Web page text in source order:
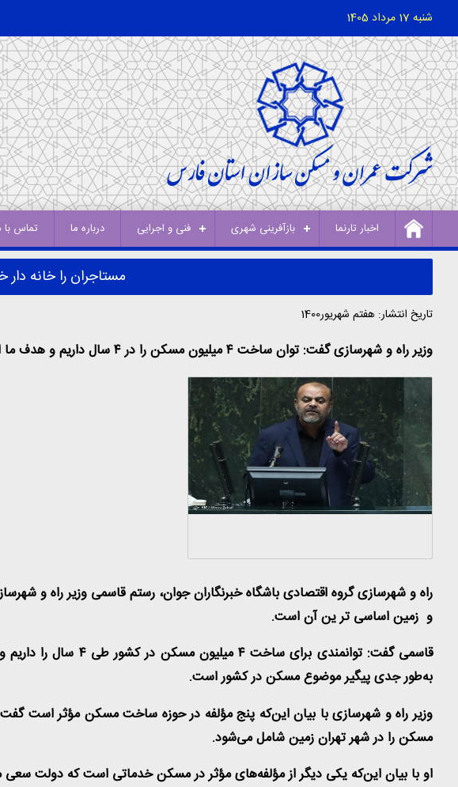
شنبه 17 مرداد 1405
اخبار تارنما بازآفرینی شهری فنی و اجرایی درباره ما تماس با
مستاجران را خانه
تاریخ انتشار: هفتم شهریور1400
وزیر راه و شهرسازی گفت: توان ساخت ۴ میلیون مسکن را در ۴ سال داریم و هدف ما از ساخت این تعداد واحد مسکونی آن است که مستاجران را صاحب‌خانه کنیم
راه و شهرسازی گروه اقتصادی باشگاه خبرنگاران جوان، رستم قاسمی وزیر راه و
و زمین اساسی تر ین آن است.
قاسمی گفت: توانمندی برای ساخت۴میلیون مسکن در کشور طی۴ سال را
به‌طور جدی پیگیر موضوع مسکن در کشور است.
وزیر راه و شهرسازی با بیان این‌که پنج مؤلفه در حوزه ساخت مسکن مؤثر است
مسکن را در شهر تهران زمین شامل می‌شود.
او با بیان این‌که یکی دیگر از مؤلفه‌های مؤثر در مسکن خدماتی است که دولت